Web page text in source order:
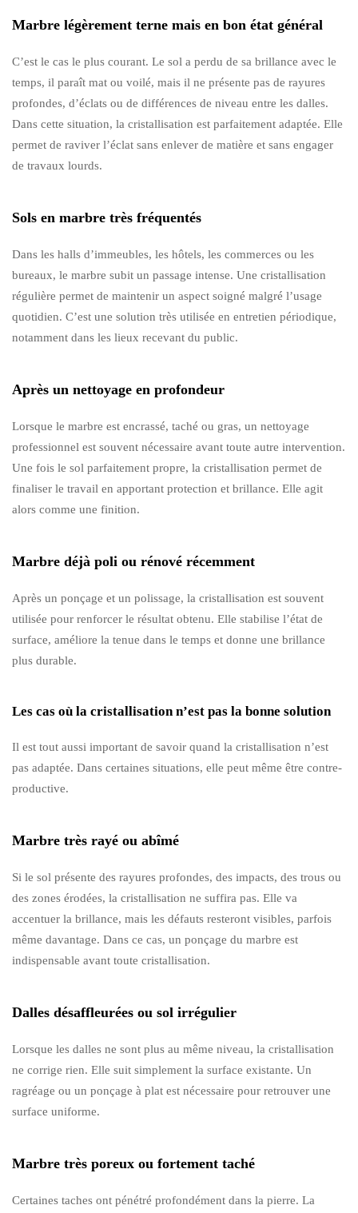
Marbre légèrement terne mais en bon état général
C’est le cas le plus courant. Le sol a perdu de sa brillance avec le
temps, il paraît mat ou voilé, mais il ne présente pas de rayures
profondes, d’éclats ou de différences de niveau entre les dalles.
Dans cette situation, la cristallisation est parfaitement adaptée. Elle
permet de raviver l’éclat sans enlever de matière et sans engager
de travaux lourds.
Sols en marbre très fréquentés
Dans les halls d’immeubles, les hôtels, les commerces ou les
bureaux, le marbre subit un passage intense. Une cristallisation
régulière permet de maintenir un aspect soigné malgré l’usage
quotidien. C’est une solution très utilisée en entretien périodique,
notamment dans les lieux recevant du public.
Après un nettoyage en profondeur
Lorsque le marbre est encrassé, taché ou gras, un nettoyage
professionnel est souvent nécessaire avant toute autre intervention.
Une fois le sol parfaitement propre, la cristallisation permet de
finaliser le travail en apportant protection et brillance. Elle agit
alors comme une finition.
Marbre déjà poli ou rénové récemment
Après un ponçage et un polissage, la cristallisation est souvent
utilisée pour renforcer le résultat obtenu. Elle stabilise l’état de
surface, améliore la tenue dans le temps et donne une brillance
plus durable.
Les cas où la cristallisation n’est pas la bonne solution
Il est tout aussi important de savoir quand la cristallisation n’est
pas adaptée. Dans certaines situations, elle peut même être contre-
productive.
Marbre très rayé ou abîmé
Si le sol présente des rayures profondes, des impacts, des trous ou
des zones érodées, la cristallisation ne suffira pas. Elle va
accentuer la brillance, mais les défauts resteront visibles, parfois
même davantage. Dans ce cas, un ponçage du marbre est
indispensable avant toute cristallisation.
Dalles désaffleurées ou sol irrégulier
Lorsque les dalles ne sont plus au même niveau, la cristallisation
ne corrige rien. Elle suit simplement la surface existante. Un
ragréage ou un ponçage à plat est nécessaire pour retrouver une
surface uniforme.
Marbre très poreux ou fortement taché
Certaines taches ont pénétré profondément dans la pierre. La